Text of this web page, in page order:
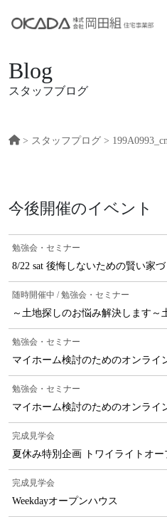
Blog
スタッフブログ
> スタッフプログ >
今後開催のイベント
勉強会・セミナー
8/22 sat 後悔しないための賢い家
随時開催中 / 勉強会・セミナー
～土地探しのお悩み解決します～
勉強会・セミナー
マイホーム検討のためのオンライ
勉強会・セミナー
マイホーム検討のためのオンライ
完成見学会
夏休み特別企画 トワイライトオー
完成見学会
Weekdayオープンハウス